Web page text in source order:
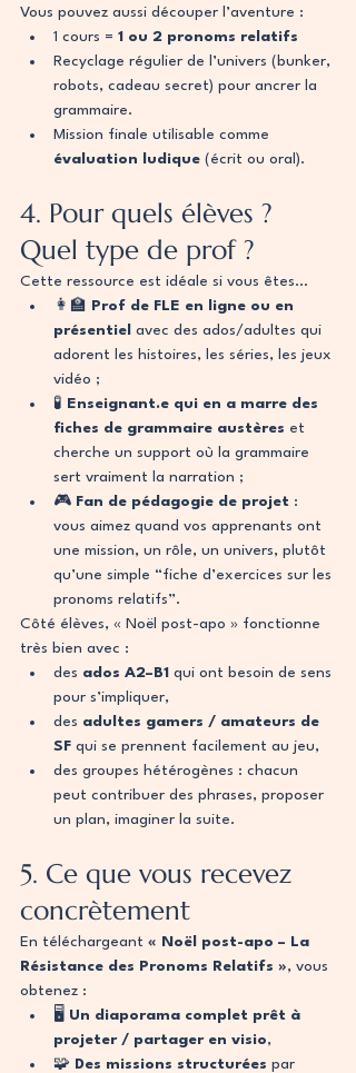
Vous pouvez aussi découper l’aventure :
1 cours = 1 ou 2 pronoms relatifs
Recyclage régulier de l’univers (bunker,
robots, cadeau secret) pour ancrer la
grammaire.
Mission finale utilisable comme
évaluation ludique (écrit ou oral).
4. Pour quels élèves ?
Quel type de prof ?
Cette ressource est idéale si vous êtes…
👩‍🏫 Prof de FLE en ligne ou en
présentiel avec des ados/adultes qui
adorent les histoires, les séries, les jeux
vidéo ;
🧪 Enseignant.e qui en a marre des
fiches de grammaire austères et
cherche un support où la grammaire
sert vraiment la narration ;
🎮 Fan de pédagogie de projet :
vous aimez quand vos apprenants ont
une mission, un rôle, un univers, plutôt
qu’une simple “fiche d’exercices sur les
pronoms relatifs”.
Côté élèves, « Noël post-apo » fonctionne
très bien avec :
des ados A2–B1 qui ont besoin de sens
pour s’impliquer,
des adultes gamers / amateurs de
SF qui se prennent facilement au jeu,
des groupes hétérogènes : chacun
peut contribuer des phrases, proposer
un plan, imaginer la suite.
5. Ce que vous recevez
concrètement
En téléchargeant « Noël post-apo – La
Résistance des Pronoms Relatifs », vous
obtenez :
🖥️ Un diaporama complet prêt à
projeter / partager en visio,
🧩 Des missions structurées par